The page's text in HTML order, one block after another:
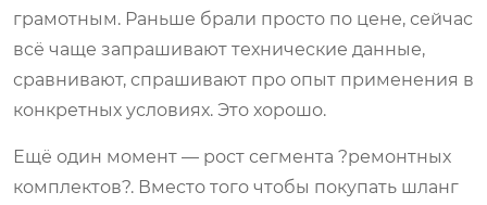
грамотным. Раньше брали просто по цене, сейчас
всё чаще запрашивают технические данные,
сравнивают, спрашивают про опыт применения в
конкретных условиях. Это хорошо.
Ещё один момент — рост сегмента ?ремонтных
комплектов?. Вместо того чтобы покупать шланг